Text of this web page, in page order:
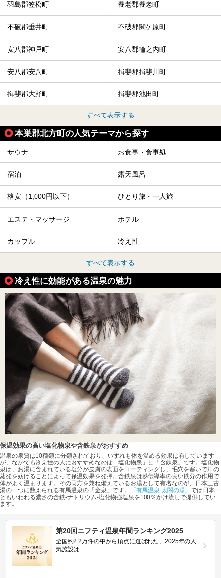
羽島郡笠松町 養老郡養老町
不破郡垂井町 不破郡関ケ原町
安八郡神戸町 安八郡輪之内町
安八郡安八町 揖斐郡揖斐川町
揖斐郡大野町 揖斐郡池田町
すべて表示する
本巣郡北方町の人気テーマから探す
サウナ お食事・食事処
宿泊 露天風呂
格安（1,000円以下） ひとり旅・一人旅
エステ・マッサージ ホテル
カップル 冷え性
すべて表示する
冷え性に効能がある温泉の魅力
保温効果の高い塩化物泉や含鉄泉がおすすめ
温泉の泉質は10種類に分類されており、いずれも体を温める効果は有しています
が、なかでも冷え性の人におすすめなのは「塩化物泉」と「含鉄泉」です。塩化物
泉は、お湯に含まれている塩分が皮膚の表面をコーティングし、毛穴を塞いで汗の
蒸発を妨げることによって保温効果を発揮。含鉄泉は熱伝導率の良い鉄分の作用で
体がよく温まります。その両方を兼ね備えているお湯として有名なのが、日本三古
湯の一つに数えられる有馬温泉の「金泉」です。
「有馬温泉 太閤の湯」 では日本一
ともいわれる濃さの含鉄-ナトリウム-塩化物強塩泉を100％かけ流しで提供してい
ます。
第20回ニフティ温泉年間ランキング2025
全国約2.2万件の中から頂点に選ばれた、2025年の人
気施設は…